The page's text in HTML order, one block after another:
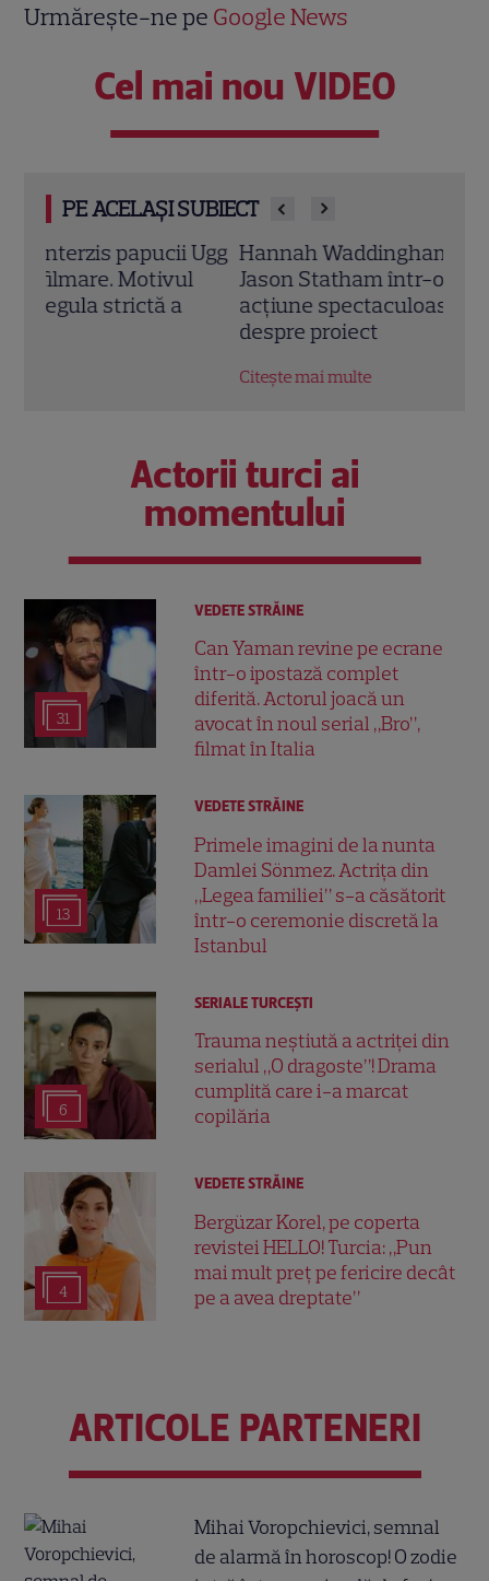
Urmărește-ne pe Google News
Cel mai nou VIDEO
PE ACELAȘI SUBIECT
Hannah Waddingham va juca alături de
Jason Statham într-o comedie de
acțiune spectaculoasă. Toate detaliile
Actorii turci ai
momentului
31
VEDETE STRĂINE
Can Yaman revine pe ecrane
într-o ipostază complet
diferită. Actorul joacă un
avocat în noul serial „Bro”,
filmat în Italia
13
VEDETE STRĂINE
Primele imagini de la nunta
Damlei Sönmez. Actrița din
„Legea familiei” s-a căsătorit
într-o ceremonie discretă la
Istanbul
6
SERIALE TURCEŞTI
Trauma neștiută a actriței din
serialul „O dragoste”! Drama
cumplită care i-a marcat
copilăria
4
VEDETE STRĂINE
Bergüzar Korel, pe coperta
revistei HELLO! Turcia: „Pun
mai mult preț pe fericire decât
pe a avea dreptate”
ARTICOLE PARTENERI
Mihai Voropchievici, semnal
de alarmă în horoscop! O zodie